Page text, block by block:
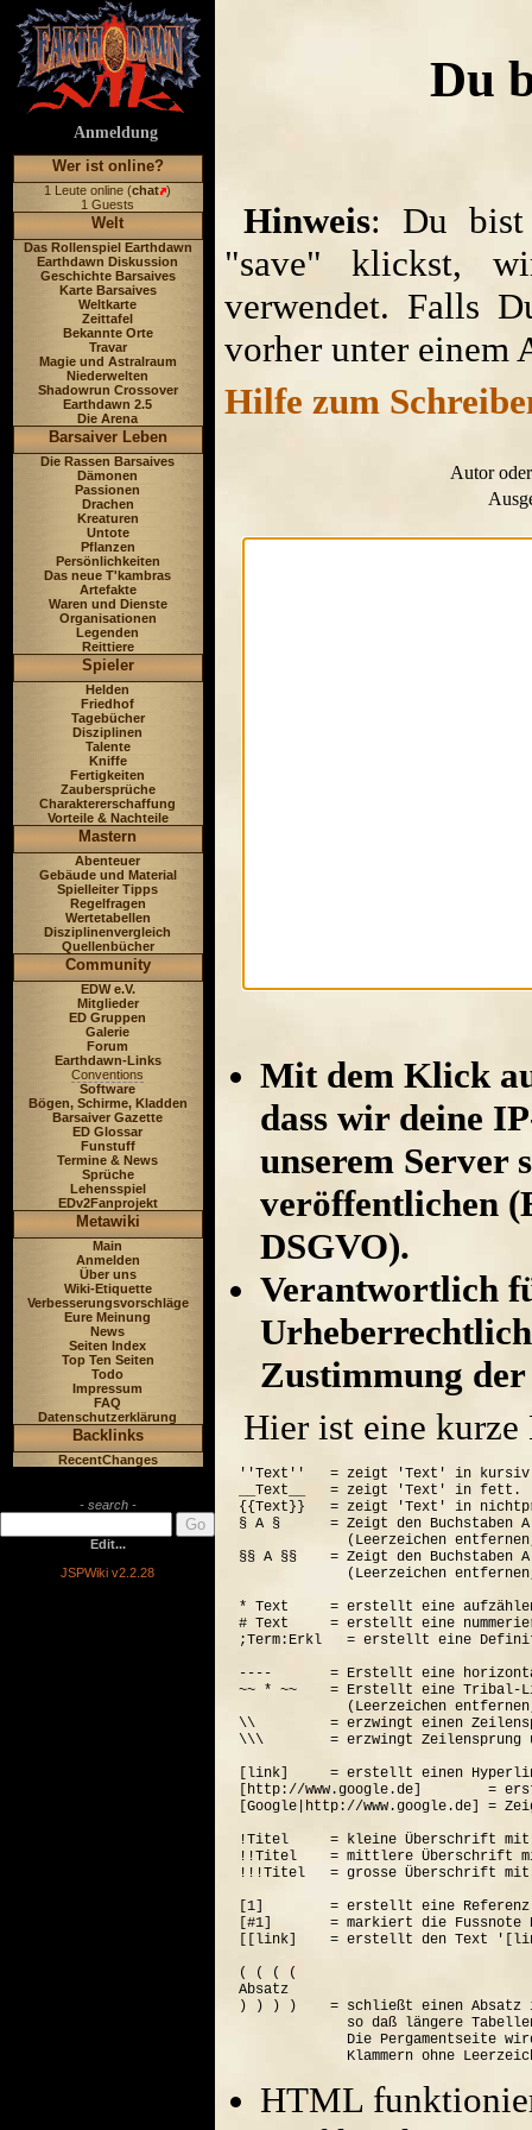
Anmeldung
Wer ist online?
1 Leute online (chat )
1 Guests
Welt
Das Rollenspiel Earthdawn
Earthdawn Diskussion
Geschichte Barsaives
Karte Barsaives
Weltkarte
Zeittafel
Bekannte Orte
Travar
Magie und Astralraum
Niederwelten
Shadowrun Crossover
Earthdawn 2.5
Die Arena
Barsaiver Leben
Die Rassen Barsaives
Dämonen
Passionen
Drachen
Kreaturen
Untote
Pflanzen
Persönlichkeiten
Das neue T'kambras
Artefakte
Waren und Dienste
Organisationen
Legenden
Reittiere
Spieler
Helden
Friedhof
Tagebücher
Disziplinen
Talente
Kniffe
Fertigkeiten
Zaubersprüche
Charaktererschaffung
Vorteile & Nachteile
Mastern
Abenteuer
Gebäude und Material
Spielleiter Tipps
Regelfragen
Wertetabellen
Disziplinenvergleich
Quellenbücher
Community
EDW e.V.
Mitglieder
ED Gruppen
Galerie
Forum
Earthdawn-Links
Conventions
Software
Bögen, Schirme, Kladden
Barsaiver Gazette
ED Glossar
Funstuff
Termine & News
Sprüche
Lehensspiel
EDv2Fanprojekt
Metawiki
Main
Anmelden
Über uns
Wiki-Etiquette
Verbesserungsvorschläge
Eure Meinung
News
Seiten Index
Top Ten Seiten
Todo
Impressum
FAQ
Datenschutzerklärung
Backlinks
RecentChanges
- search -
Edit...
JSPWiki v2.2.28
Du
Hinweis: Du bist
"save" klickst,
verwendet. Falls
vorher unter einem
Hilfe zum
Autor
Mit dem Klick
dass wir deine
unserem Server
veröffentlichen
DSGVO).
Verantwortlich
Zustimmung
Hier ist eine
''Text''   = zeigt 'Text' in
__Text__   = zeigt 'Text' in fett.
{{Text}}   = zeigt 'Text' in
§ A §      = Zeigt den Buchstaben
(Leerzeichen
§§ A §§    = Zeigt den Buchstaben
(Leerzeichen
* Text     = erstellt eine
# Text     = erstellt eine
;Term:Erkl   = erstellt eine
----       = Erstellt eine
~~ * ~~    = Erstellt eine Tribal-
(Leerzeichen
\\         = erzwingt einen
\\\        = erzwingt Zeilensprung
[link]     = erstellt einen
[http://www.google.de]        =
[Google|http://www.google.de] =
!Titel     = kleine Überschrift
!!Titel    = mittlere Überschrift
!!!Titel   = grosse Überschrift
[1]        = erstellt eine Referenz
[#1]       = markiert die Fussnote
[[link]    = erstellt den Text
( ( ( (
Absatz
) ) ) )    = schließt einen Absatz
so daß längere
Die Pergamentseite
HTML